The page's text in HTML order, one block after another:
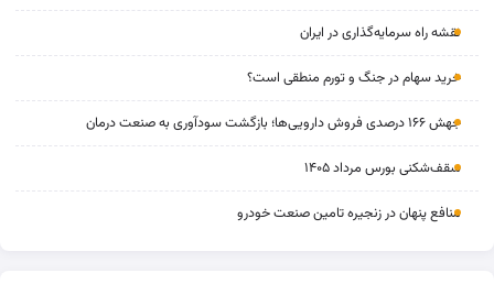
نقشه راه سرمایه‌گذاری در ایران
خرید سهام در جنگ و تورم منطقی است؟
جهش ۱۶۶ درصدی فروش دارویی‌ها؛ بازگشت سودآوری به صنعت درمان
سقف‌شکنی بورس مرداد ۱۴۰۵
منافع پنهان در زنجیره تامین صنعت خودرو